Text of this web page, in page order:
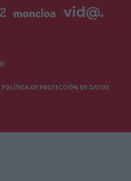
DE PROTECCIÓN DE DATOS